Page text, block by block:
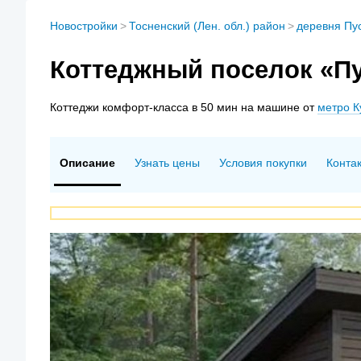
Новостройки >Тосненский (Лен. обл.) район > деревня
Коттеджный поселок
Коттеджи комфорт-класса в 50 мин на машине от метро
Описание Узнать цены Условия покупки